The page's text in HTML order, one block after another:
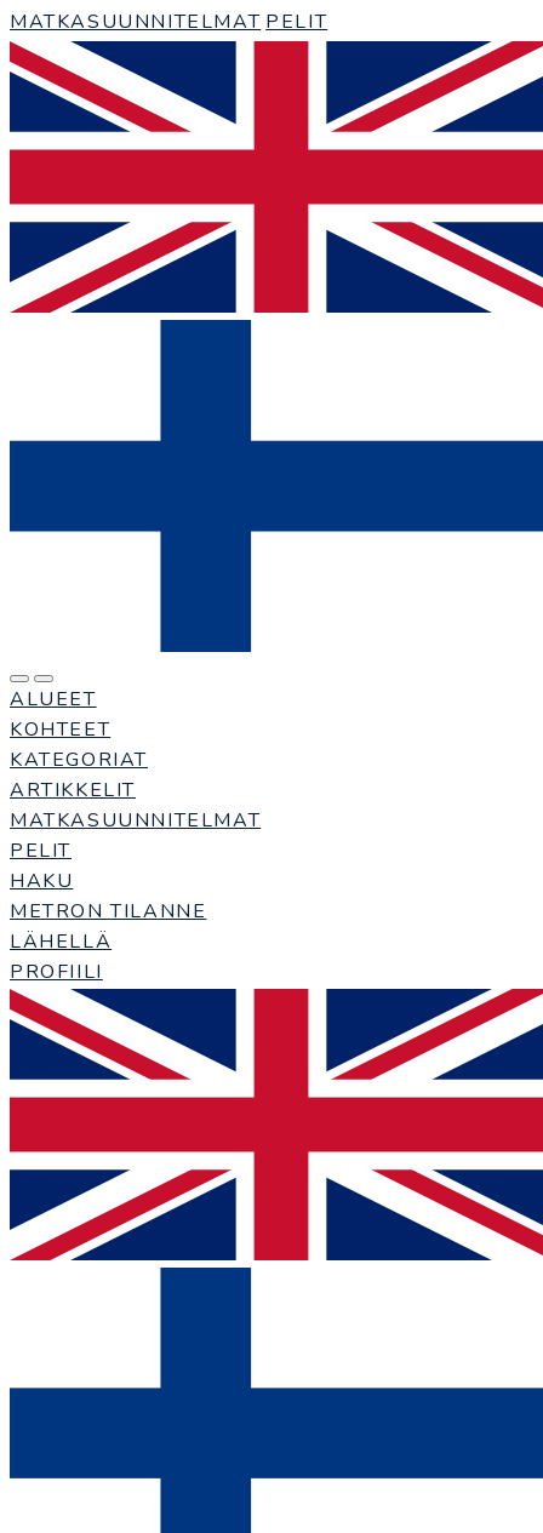
MATKASUUNNITELMAT PELIT
ALUEET
KOHTEET
KATEGORIAT
ARTIKKELIT
MATKASUUNNITELMAT
PELIT
HAKU
METRON TILANNE
LÄHELLÄ
PROFIILI